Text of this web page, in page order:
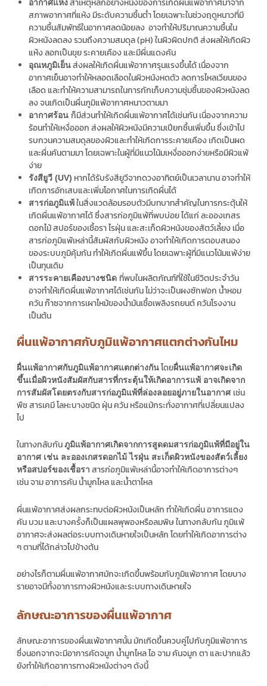
อากาศแห้งสาเหตุหลักอย่างหนึ่งของการเกิดผื่นแพ้อากาศมาจาก
สภาพอากาศที่แห้ง มีระดับความชื้นต่ำ โดยเฉพาะในช่วงฤดูหนาวที่มี
ความชื้นสัมพัทธ์ในอากาศลดน้อยลง อาจทำให้ปริมาณความชื้นใน
ผิวหนังลดลง รวมถึงความสมดุล (pH) ในผิวผิดปกติ ส่งผลให้เกิดผิว
แห้ง ลอกเป็นขุย ระคายเคือง และมีผื่นแดงคัน
อุณหภูมิเย็นส่งผลให้เกิดผื่นแพ้อากาศรุนแรงขึ้นได้ เนื่องจาก
อากาศเย็นอาจทำให้หลอดเลือดในผิวหนังหดตัว ลดการไหลเวียนของ
เลือด และทำให้ความสามารถในการกักเก็บความชุ่มชื้นของผิวหนังลด
ลง จนเกิดเป็นผื่นภูมิแพ้อากาศหนาวตามมา
อากาศร้อน ก็มีส่วนทำให้เกิดผื่นแพ้อากาศได้เช่นกัน เนื่องจากความ
ร้อนทำให้เหงื่อออก ส่งผลให้ผิวหนังมีความเปียกชื้นเพิ่มขึ้น ซึ่งเข้าไป
รบกวนความสมดุลของผิวและทำให้เกิดการระคายเคือง เกิดเป็นผด
และผื่นคันตามมา โดยเฉพาะในผู้ที่มีแนวโน้มเหงื่อออกง่ายหรือมีผิวแพ้
ง่าย
รังสียูวี (UV) หากได้รับรังสียูวีจากดวงอาทิตย์เป็นเวลานาน อาจทำให้
เกิดการอักเสบและเพิ่มโอกาศในการเกิดผื่นได้
สารก่อภูมิแพ้ในสิ่งแวดล้อมรอบตัวมีบทบาทสำคัญในการกระตุ้นให้
เกิดผื่นแพ้อากาศได้ ซึ่งสารก่อภูมิแพ้ที่พบบ่อย ได้แก่ ละอองเกสร
ดอกไม้ สปอร์ของเชื้อรา ไรฝุ่น และสะเก็ดผิวหนังของสัตว์เลี้ยง เมื่อ
สารก่อภูมิแพ้เหล่านี้สัมผัสกับผิวหนัง อาจทำให้เกิดการตอบสนอง
ของระบบภูมิคุ้มกัน ทำให้เกิดผื่นแพ้ขึ้น โดยเฉพาะผู้ที่มีแนวโน้มแพ้ง่าย
เป็นทุนเดิม
สารระคายเคืองบางชนิด ที่พบในผลิตภัณฑ์ที่ใช้ในชีวิตประจำวัน
อาจทำให้เกิดผื่นแพ้อากาศได้เช่นกัน ไม่ว่าจะเป็นผงซักฟอก น้ำหอม
ควัน ก๊าซจากการเผาไหม้ของน้ำมันเชื้อเพลิงรถยนต์ ควันโรงงาน
เป็นต้น
ผื่นแพ้อากาศกับภูมิแพ้อากาศแตกต่างกันไหม
ผื่นแพ้อากาศกับภูมิแพ้อากาศแตกต่างกันโดยผื่นแพ้อากาศจะเกิด
ขึ้นเมื่อผิวหนังสัมผัสกับสารที่กระตุ้นให้เกิดอาการแพ้ อาจเกิดจาก
การสัมผัสโดยตรงกับสารก่อภูมิแพ้ที่ล่องลอยอยู่ภายในอากาศ เช่น
พืช สารเคมี โลหะบางชนิด ฝุ่น ควัน หรือแม้กระทั่งอากาศที่เปลี่ยนแปลง
ไป
ในทางกลับกันภูมิแพ้อากาศเกิดจากการสูดดมสารก่อภูมิแพ้ที่มีอยู่ใน
อากาศ เช่น ละอองเกสรดอกไม้ ไรฝุ่น สะเก็ดผิวหนังของสัตว์เลี้ยง
หรือสปอร์ของเชื้อรา สารก่อภูมิแพ้เหล่านี้อาจทำให้เกิดอาการต่างๆ
เช่น จาม อาการคัน น้ำมูกไหล และน้ำตาไหล
ผื่นแพ้อากาศส่งผลกระทบต่อผิวหนังเป็นหลัก ทำให้เกิดผื่น อาการแดง
คัน บวม และบางครั้งก็เป็นแผลพุพองหรือลมพิษ ในทางกลับกัน ภูมิแพ้
อากาศจะส่งผลต่อระบบทางเดินหายใจเป็นหลัก โดยทำให้เกิดอาการต่าง
ๆ ตามที่ได้กล่าวไปข้างต้น
อย่างไรก็ตามผื่นแพ้อากาศมักจะเกิดขึ้นพร้อมกับภูมิแพ้อากาศ โดยบาง
รายอาจมีทั้งอาการทางผิวหนังและระบบทางเดินหายใจ
ลักษณะอาการของผื่นแพ้อากาศ
ลักษณะอาการของผื่นแพ้อากาศนั้น มักเกิดขึ้นควบคู่ไปกับภูมิแพ้อาการ
ซึ่งนอกจากจะมีอาการคัดจมูก น้ำมูกไหล ไอ จาม คันจมูก ตา และปากแล้ว
ยังทำให้เกิดอาการทางผิวหนังต่างๆ ดังนี้